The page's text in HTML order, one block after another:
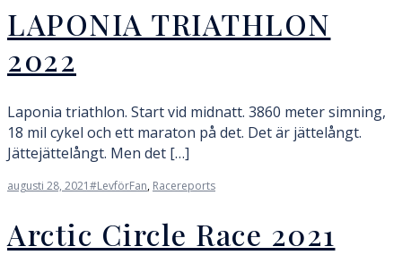
LAPONIA TRIATHLON
2022
Laponia triathlon. Start vid midnatt. 3860 meter simning,
18 mil cykel och ett maraton på det. Det är jättelångt.
Jättejättelångt. Men det […]
augusti 28, 2021#LevförFan, Racereports
Arctic Circle Race 2021